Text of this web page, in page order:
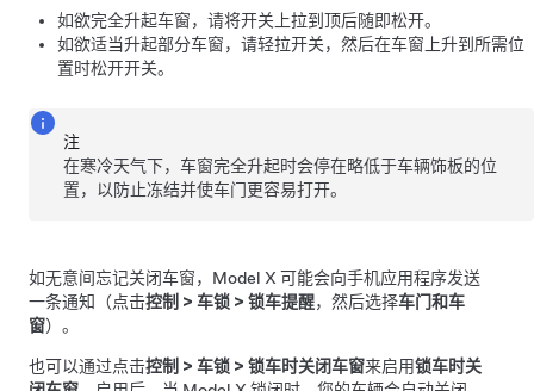
如欲完全升起车窗，请将开关上拉到顶后随即松开。
如欲适当升起部分车窗，请轻拉开关，然后在车窗上升到所需位
置时松开开关。
注
在寒冷天气下，车窗完全升起时会停在略低于车辆饰板的位
置，以防止冻结并使车门更容易打开。
如无意间忘记关闭车窗， Model X 可能会向手机应用程序发送
一条通知（点击控制 > 车锁 > 锁车提醒，然后选择车门和车
窗）。
也可以通过点击控制 > 车锁 > 锁车时关闭车窗来启用锁车时关